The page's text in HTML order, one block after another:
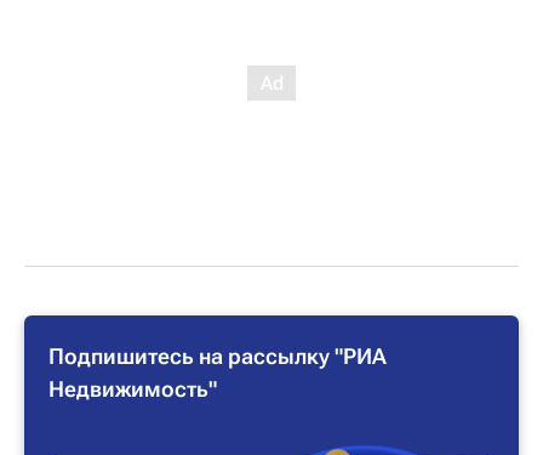
Подпишитесь на рассылку "РИА
Недвижимость"